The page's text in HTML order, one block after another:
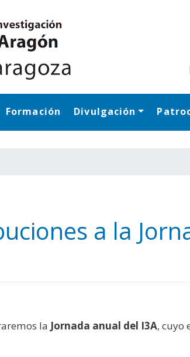
Navegación
Formación Divulgación
a la
la Jornada anual del I3A, cuyo